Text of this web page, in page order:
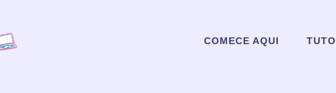
COMECE AQUI